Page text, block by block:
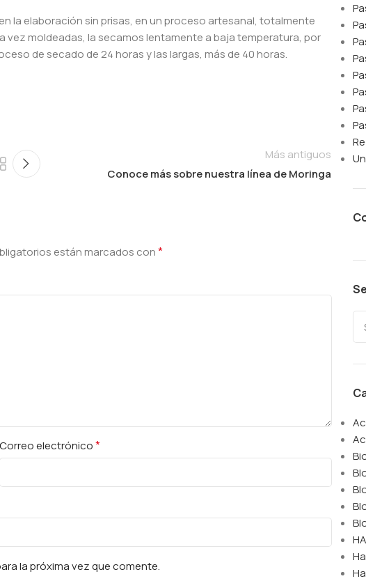
la elaboración sin prisas, en un proceso artesanal, totalmente
vez moldeadas, la secamos lentamente a baja temperatura, por
de secado de 24 horas y las largas, más de 40 horas.
Más antiguos
Conoce más sobre nuestra línea de Moringa
están marcados con*
Correo electrónico*
la próxima vez que comente.